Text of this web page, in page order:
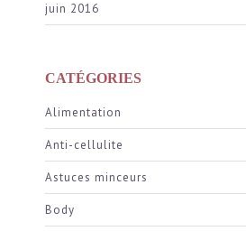
juin 2016
CATÉGORIES
Alimentation
Anti-cellulite
Astuces minceurs
Body